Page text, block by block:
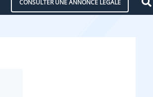
CONSULTER UNE ANNONCE LÉGALE